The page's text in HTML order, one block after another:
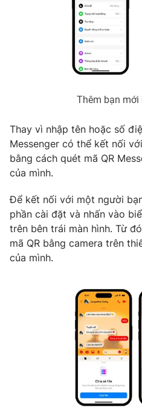
Phó Tổng Biên tập:Nguyễn Thị
Nguyễn Trọng Ninh
024.38 355 931 -
Ðiện thoại Thời báo VTV:
024.66
toasoan@vtv.vn
® Cấm sao chép dưới mọi hình
thông tin từ website này.
Thêm bạn mới
Thay vì nhập tên hoặc số
Messenger có thể kết nối
bằng cách quét mã QR
của mình.
Để kết nối với một người
phần cài đặt và nhấn vào
trên bên trái màn hình. Từ
mã QR bằng camera trên
của mình.